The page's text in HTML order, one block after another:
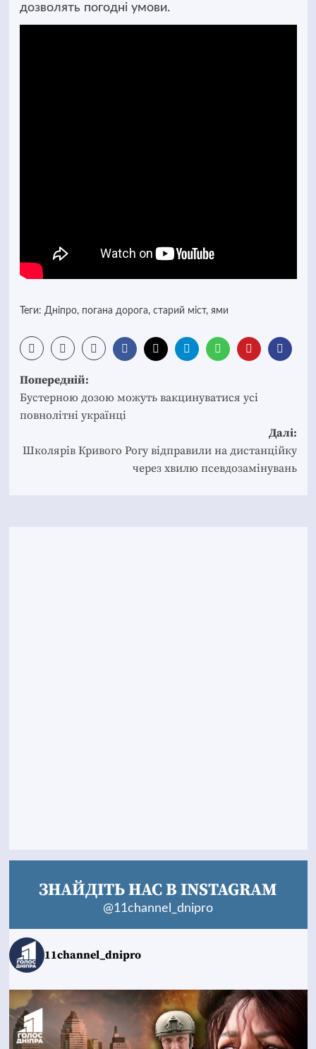
дозволять погодні умови.
Теги: Дніпро, погана дорога, старий міст, ями
Post
navigation
Попередній:
Бустерною дозою можуть вакцинуватися усі
повнолітні українці
Далі:
Школярів Кривого Рогу відправили на дистанційку
через хвилю псевдозамінувань
ЗНАЙДІТЬ НАС В INSTAGRAM
@11channel_dnipro
11channel_dnipro